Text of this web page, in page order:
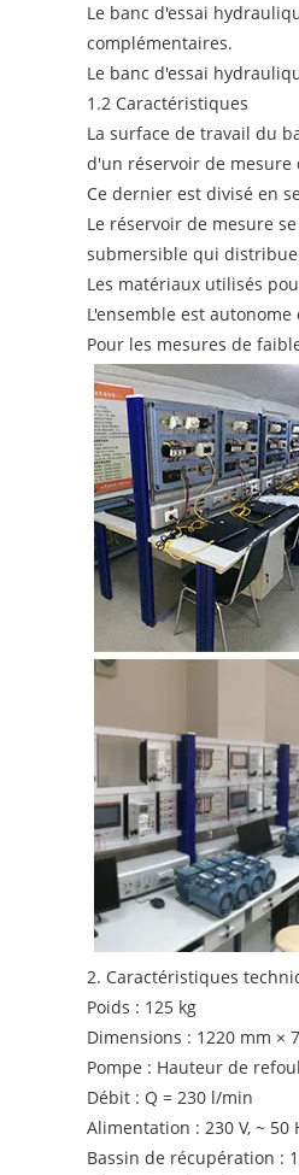
Le banc d'essai
complémentaires.
Le banc d'essai
1.2 Caractéristiques
La surface de travail du
d'un réservoir de mesure
Ce dernier est divisé en
Le réservoir de mesure
submersible qui
Les matériaux utilisés
L'ensemble est autonome
Pour les mesures de
2. Caractéristiques
Poids : 125 kg
Dimensions : 1220 mm ×
Pompe : Hauteur de
Débit : Q = 230 l/min
Alimentation : 230 V, ~ 50
Bassin de récupération :